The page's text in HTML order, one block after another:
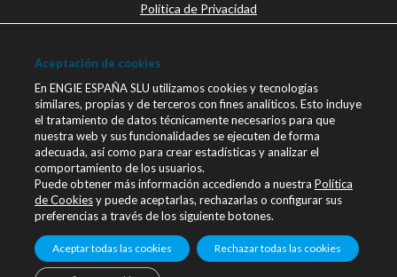
Política de Privacidad
Únete a nosotros
Blog ENGIE
Sala de Prensa
Contacto
engie.com
Linkedin
Aceptación de cookies
En ENGIE ESPAÑA SLU utilizamos cookies y tecnologías
similares, propias y de terceros con fines analíticos. Esto incluye
el tratamiento de datos técnicamente necesarios para que
nuestra web y sus funcionalidades se ejecuten de forma
adecuada, así como para crear estadísticas y analizar el
comportamiento de los usuarios.
Puede obtener más información accediendo a nuestra Política
de Cookiesy puede aceptarlas, rechazarlas o configurar sus
preferencias a través de los siguiente botones.
Aceptar todas las cookies Rechazar todas las cookies